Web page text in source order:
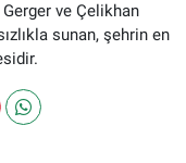
ve Çelikhan
sunan, şehrin en